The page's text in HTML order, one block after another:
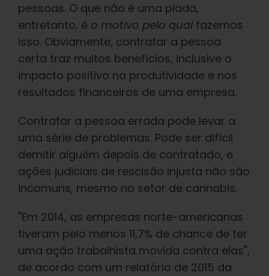
Caça ao feno
Preservando a genética caribenha
Loja
Português Brasileiro
Procurar
por:
pessoas. O que não é uma piada,
entretanto, é o motivo pelo qual fazemos
isso. Obviamente, contratar a pessoa
certa traz muitos benefícios, inclusive o
impacto positivo na produtividade e nos
resultados financeiros de uma empresa.
Contratar a pessoa errada pode levar a
uma série de problemas. Pode ser difícil
demitir alguém depois de contratado, e
ações judiciais de rescisão injusta não são
incomuns, mesmo no setor de cannabis.
"Em 2014, as empresas norte-americanas
tiveram pelo menos 11,7% de chance de ter
uma ação trabalhista movida contra elas",
de acordo com um relatório de 2015 da